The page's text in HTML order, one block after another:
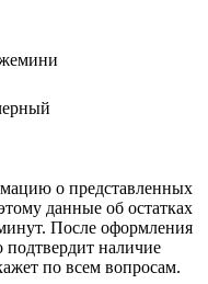
о представленных
данные об остатках
После оформления
подтвердит наличие
по всем вопросам.